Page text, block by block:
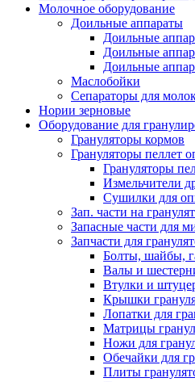
Молочное оборудование
Доильные аппараты
Доильные
Доильные
Доильные
Маслобойки
Сепараторы для
Нории зерновые
Оборудование для
Грануляторы кормов
Грануляторы пеллет
Грануляторы
Измельчители
Сушилки для
Зап. части на
Запасные части для
Запчасти для
Болты, шайбы,
Валы и
Втулки и
Крышки
Лопатки для
Матрицы
Ножи для
Обечайки для
Плиты